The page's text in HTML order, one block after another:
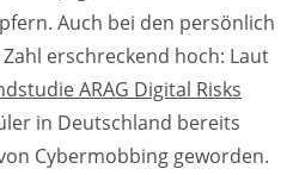
Auch bei den persönlich
erschreckend hoch: Laut
ARAG Digital Risks
in Deutschland bereits
Cybermobbing geworden.